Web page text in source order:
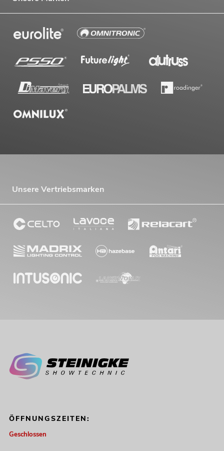
Unsere Vertriebsmarken
ÖFFNUNGSZEITEN:
Geschlossen